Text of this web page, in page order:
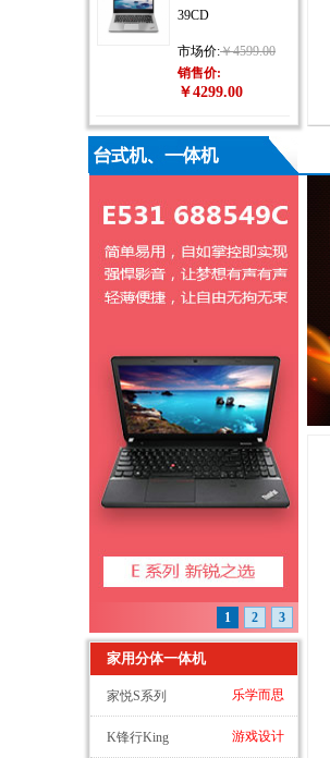
39CD
市场价:￥4599.00
销售价:
￥4299.00
1 2 3
家用分体一体机
乐学而思
家悦S系列
游戏设计
K锋行King